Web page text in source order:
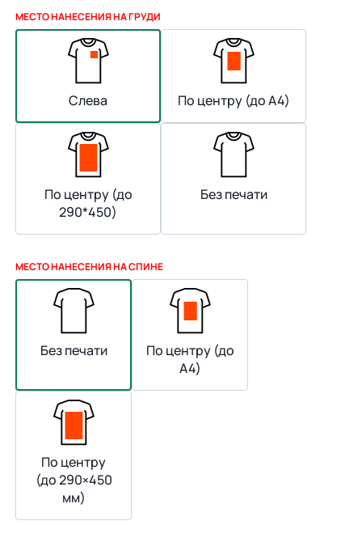
МЕСТО НАНЕСЕНИЯ НА ГРУДИ
Слева По центру (до А4)
По центру (до
290*450)
Без печати
МЕСТО НАНЕСЕНИЯ НА СПИНЕ
Без печати
По центру (до
А4)
По центру
(до 290×450
мм)